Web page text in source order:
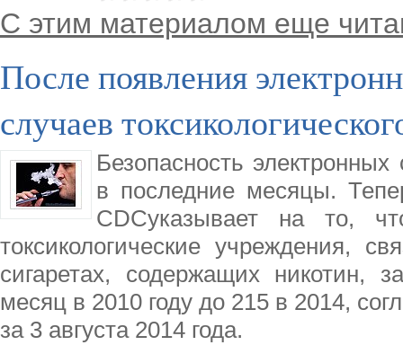
С этим материалом еще
После появления
случаев
Безопасность
в последние месяцы.
CDCуказывает на то,
токсикологические учреждения,
сигаретах, содержащих никотин,
месяц в 2010 году до 215 в 2014,
за 3 августа 2014 года.